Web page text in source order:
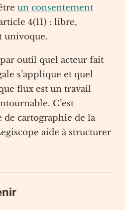
un consentement
4(11) : libre,
univoque.
outil quel acteur fait
s’applique et quel
flux est un travail
C’est
cartographie de la
aide à structurer